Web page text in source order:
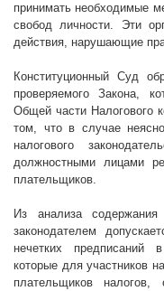
принимать необходимые
свобод личности. Эти
действия, нарушающие
Конституционный Суд
проверяемого Закона,
Общей части Налогового
том, что в случае
налогового
должностными лицами
плательщиков.
Из анализа содержания
законодателем
нечетких предписаний
которые для участников
плательщиков